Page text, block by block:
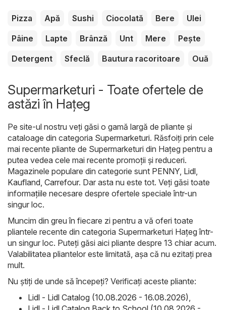
Pizza Apă Sushi Ciocolată Bere
Ulei
Pâine
Lapte Brânză Unt Mere
Pește
Detergent
Sfeclă Bautura racoritoare Ouă
Supermarketuri - Toate ofertele de
astăzi în Haţeg
Pe site-ul nostru veți găsi o gamă largă de pliante și
cataloage din categoria Supermarketuri. Răsfoiți prin cele
mai recente pliante de Supermarketuri din Haţeg pentru a
putea vedea cele mai recente promoții și reduceri.
Magazinele populare din categorie sunt PENNY, Lidl
Kaufland Carrefour. Dar asta nu este tot. Veți găsi toate
informațiile necesare despre ofertele speciale într-un
singur loc.
Muncim din greu în fiecare zi pentru a vă oferi toate
pliantele recente din categoria Supermarketuri Haţeg într-
un singur loc. Puteți găsi aici pliante despre 13 chiar acum.
Valabilitatea pliantelor este limitată, așa că nu ezitați prea
mult.
Nu știți de unde să începeți? Verificați aceste pliante:
Lidl - Lidl Catalog (10.08.2026 - 16.08.2026)